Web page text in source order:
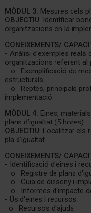
MÒDUL 3: Mesures dels
OBJECTIU: Identificar
organitzacions en la
CONEIXEMENTS/
- Anàlisi d'exemples reals
organitzacions referent al
o Exemplificació de
estructurals
o Reptes, principals
implementació
MÒDUL 4: Eines,
plans d’igualtat (5 hores)
OBJECTIU: Localitzar els
pla d'igualtat.
CONEIXEMENTS/
- Identificació d’eines i
o Registre de plans
o Guia de disseny i
o Informes d'impacte
- Ús d'eines i recursos:
o Recursos d'ajuda